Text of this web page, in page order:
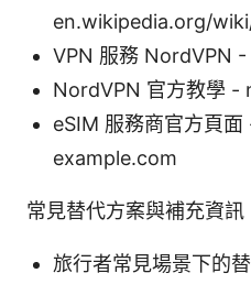
en.wikipedia.org/
VPN 服務 NordVPN
NordVPN 官方教學
eSIM 服務商官方頁
example.com
常見替代方案與補充資訊
旅行者常見場景下的